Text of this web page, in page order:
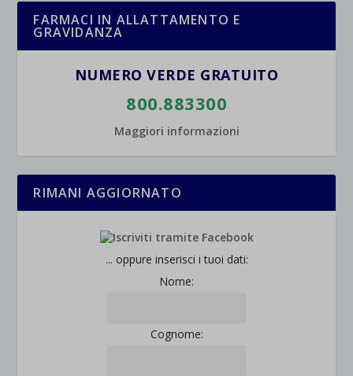
FARMACI IN ALLATTAMENTO E
GRAVIDANZA
NUMERO VERDE GRATUITO
800.883300
Maggiori informazioni
RIMANI AGGIORNATO
... oppure inserisci i tuoi dati:
Nome:
Cognome: